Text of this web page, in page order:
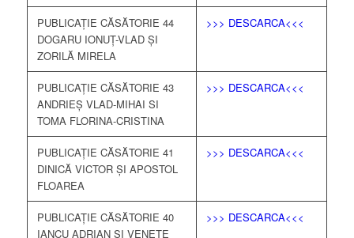
PUBLICAȚIE CĂSĂTORIE 44
DOGARU IONUȚ-VLAD ȘI
ZORILĂ MIRELA
>>> DESCARCA<<<
PUBLICAȚIE CĂSĂTORIE 43
ANDRIEȘ VLAD-MIHAI SI
TOMA FLORINA-CRISTINA
>>> DESCARCA<<<
PUBLICAȚIE CĂSĂTORIE 41
DINICĂ VICTOR ȘI APOSTOL
FLOAREA
>>> DESCARCA<<<
PUBLICAȚIE CĂSĂTORIE 40
IANCU ADRIAN ȘI VENETE
>>> DESCARCA<<<